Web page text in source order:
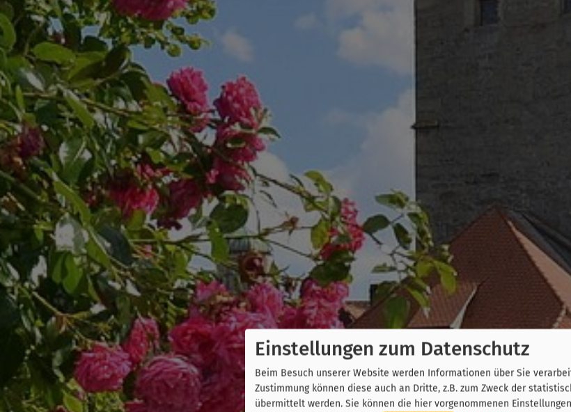
Einstellungen zum Datenschutz
Beim Besuch unserer Website werden Informationen über Sie
Zustimmung können diese auch an Dritte, z.B. zum Zweck der
übermittelt werden. Sie können die hier vorgenommenen